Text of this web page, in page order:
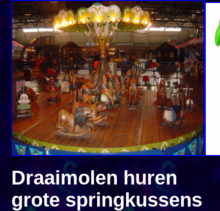
Draaimolen
grote springkussens